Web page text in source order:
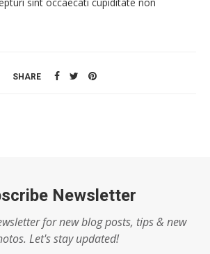
SHARE
Newsletter
for new blog posts, tips & new
Let's stay updated!